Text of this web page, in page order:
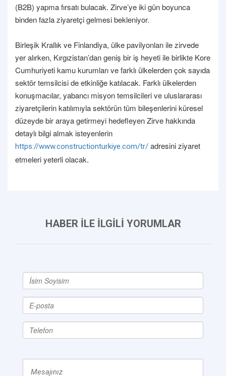
(B2B) yapma fırsatı bulacak. Zirve’ye iki gün boyunca
binden fazla ziyaretçi gelmesi bekleniyor.
Birleşik Krallık ve Finlandiya, ülke pavilyonları ile zirvede
yer alırken, Kırgızistan’dan geniş bir iş heyeti ile birlikte Kore
Cumhuriyeti kamu kurumları ve farklı ülkelerden çok sayıda
sektör temsilcisi de etkinliğe katılacak. Farklı ülkelerden
konuşmacılar, yabancı misyon temsilcileri ve uluslararası
ziyaretçilerin katılımıyla sektörün tüm bileşenlerini küresel
düzeyde bir araya getirmeyi hedefleyen Zirve hakkında
detaylı bilgi almak isteyenlerin
https://www.constructionturkiye.com/tr/ adresini ziyaret
etmeleri yeterli olacak.
HABER İLE İLGİLİ YORUMLAR